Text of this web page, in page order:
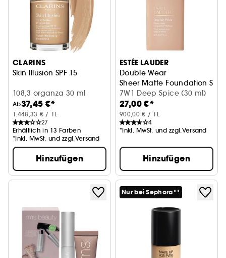
CLARINS
Skin Illusion SPF 15
108,3 organza 30 ml
Ab37,45 €*
1.448,33 € / 1L
27
Erhältlich in 13 Farben
*Inkl. MwSt. und zzgl.Versand
Hinzufügen
ESTÉE LAUDER
Double Wear
Sheer Matte Foundation
7W1 Deep Spice (30 ml)
27,00 €*
900,00 € / 1L
4
*Inkl. MwSt. und zzgl.Versand
Hinzufügen
Nur bei Sephora**